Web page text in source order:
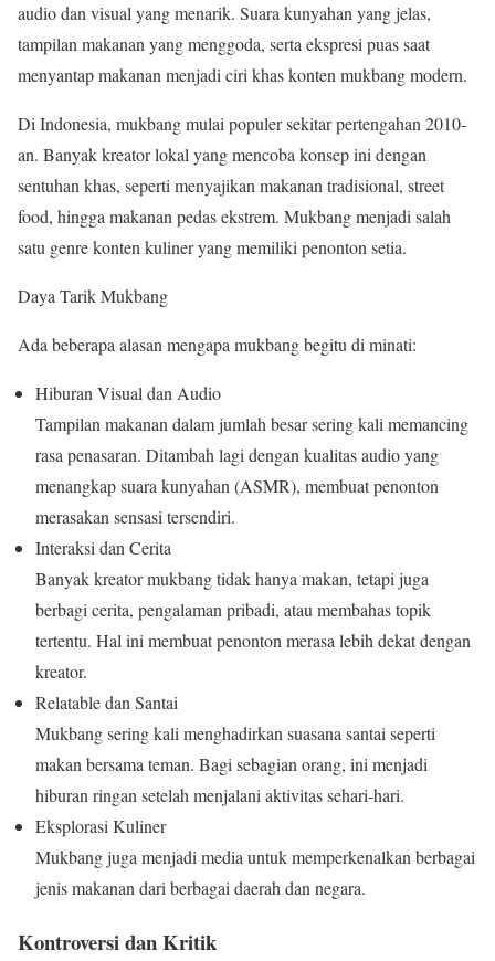
audio dan visual yang menarik. Suara kunyahan yang jelas,
tampilan makanan yang menggoda, serta ekspresi puas saat
menyantap makanan menjadi ciri khas konten mukbang modern.
Di Indonesia, mukbang mulai populer sekitar pertengahan 2010-
an. Banyak kreator lokal yang mencoba konsep ini dengan
sentuhan khas, seperti menyajikan makanan tradisional, street
food, hingga makanan pedas ekstrem. Mukbang menjadi salah
satu genre konten kuliner yang memiliki penonton setia.
Daya Tarik Mukbang
Ada beberapa alasan mengapa mukbang begitu di minati:
Hiburan Visual dan Audio
Tampilan makanan dalam jumlah besar sering kali memancing
rasa penasaran. Ditambah lagi dengan kualitas audio yang
menangkap suara kunyahan (ASMR), membuat penonton
merasakan sensasi tersendiri.
Interaksi dan Cerita
Banyak kreator mukbang tidak hanya makan, tetapi juga
berbagi cerita, pengalaman pribadi, atau membahas topik
tertentu. Hal ini membuat penonton merasa lebih dekat dengan
kreator.
Relatable dan Santai
Mukbang sering kali menghadirkan suasana santai seperti
makan bersama teman. Bagi sebagian orang, ini menjadi
hiburan ringan setelah menjalani aktivitas sehari-hari.
Eksplorasi Kuliner
Mukbang juga menjadi media untuk memperkenalkan berbagai
jenis makanan dari berbagai daerah dan negara.
Kontroversi dan Kritik